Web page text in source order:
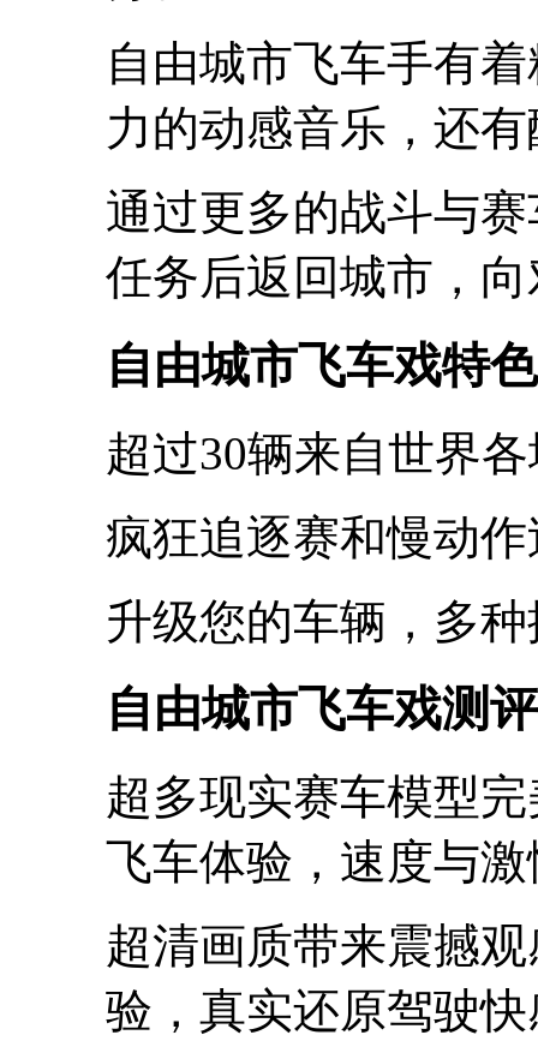
自由城市飞车手有
力的动感音乐，还
通过更多的战斗与
任务后返回城市，
自由城市飞车戏特色
超过30辆来自世界
疯狂追逐赛和慢动
升级您的车辆，多
自由城市飞车戏测评
超多现实赛车模型
飞车体验，速度与
超清画质带来震撼
验，真实还原驾驶